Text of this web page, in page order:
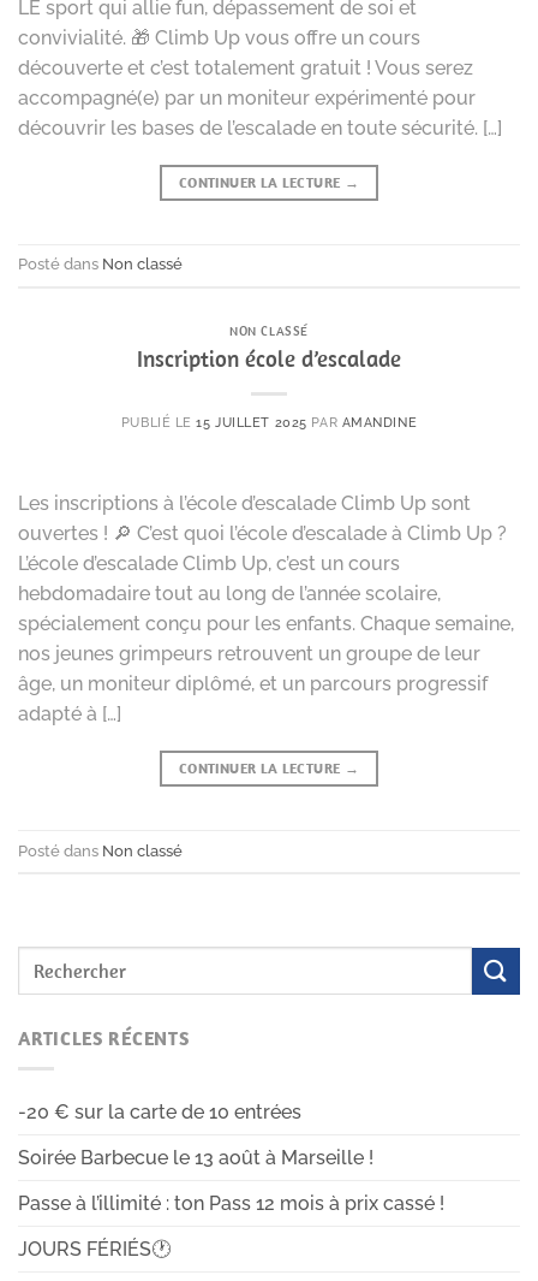
LE sport qui allie fun, dépassement de soi et
convivialité. 🎁 Climb Up vous offre un cours
découverte et c’est totalement gratuit ! Vous serez
accompagné(e) par un moniteur expérimenté pour
découvrir les bases de l’escalade en toute sécurité. […]
CONTINUER LA LECTURE →
Posté dans Non classé
NON CLASSÉ
Inscription école d’escalade
PUBLIÉ LE15 JUILLET 2025 PAR AMANDINE
Les inscriptions à l’école d’escalade Climb Up sont
ouvertes ! 🔎 C’est quoi l’école d’escalade à Climb Up ?
L’école d’escalade Climb Up, c’est un cours
hebdomadaire tout au long de l’année scolaire,
spécialement conçu pour les enfants. Chaque semaine,
nos jeunes grimpeurs retrouvent un groupe de leur
âge, un moniteur diplômé, et un parcours progressif
adapté à […]
CONTINUER LA LECTURE →
Posté dans Non classé
ARTICLES RÉCENTS
-20 € sur la carte de 10 entrées
Soirée Barbecue le 13 août à Marseille !
Passe à l’illimité : ton Pass 12 mois à prix cassé !
JOURS FÉRIÉS🕐